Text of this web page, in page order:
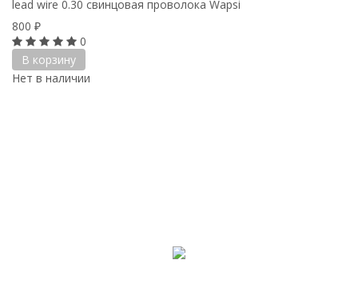
lead wire 0.30 cвинцовая проволока Wapsi
800 ₽
0
В корзину
Нет в наличии